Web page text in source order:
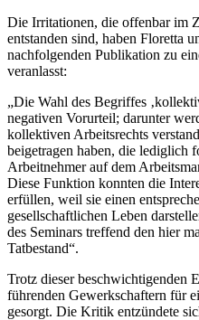
Die Irritationen, die offenbar im
entstanden sind, haben Floretta
nachfolgenden Publikation zu
veranlasst:
„Die Wahl des Begriffes
negativen Vorurteil; darunter
kollektiven Arbeitsrechts
beigetragen haben, die lediglich
Arbeitnehmer auf dem
Diese Funktion konnten die
erfüllen, weil sie einen
gesellschaftlichen Leben
des Seminars treffend den hier
Tatbestand“.
Trotz dieser beschwichtigenden
führenden Gewerkschaftern für
gesorgt. Die Kritik entzündete